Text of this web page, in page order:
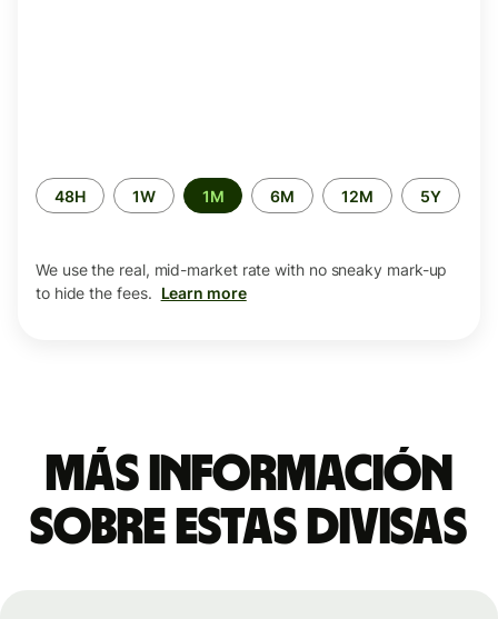
Time
period
48H 1W 1M 6M 12M 5Y
We use the real, mid-market rate with no sneaky mark-up
to hide the fees. Learn more
Más información
sobre estas divisas